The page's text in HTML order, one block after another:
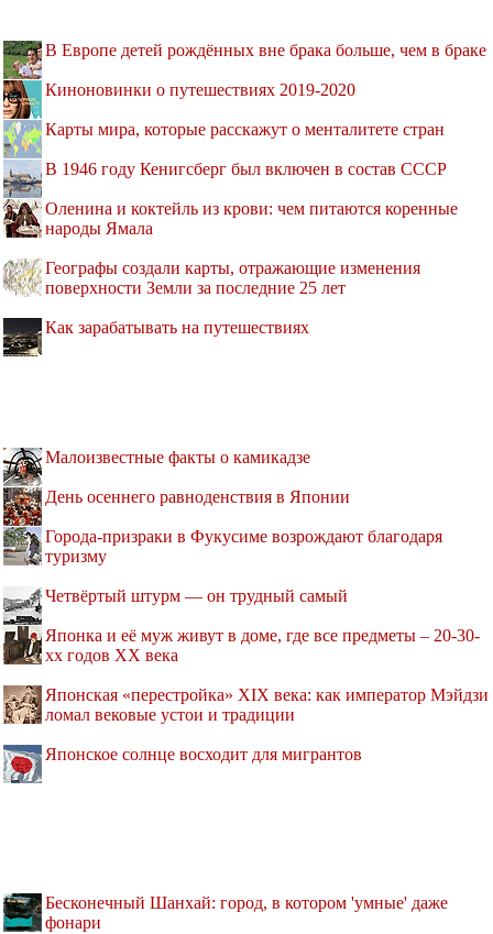
В Европе детей рождённых вне брака больше, чем в браке
Киноновинки о путешествиях 2019-2020
Карты мира, которые расскажут о менталитете стран
В 1946 году Кенигсберг был включен в состав СССР
Оленина и коктейль из крови: чем питаются коренные
народы Ямала
Географы создали карты, отражающие изменения
поверхности Земли за последние 25 лет
Как зарабатывать на путешествиях
Малоизвестные факты о камикадзе
День осеннего равноденствия в Японии
Города-призраки в Фукусиме возрождают благодаря
туризму
Четвёртый штурм — он трудный самый
Японка и её муж живут в доме, где все предметы – 20-30-
хх годов XX века
Японская «перестройка» XIX века: как император Мэйдзи
ломал вековые устои и традиции
Японское солнце восходит для мигрантов
Бесконечный Шанхай: город, в котором 'умные' даже
фонари